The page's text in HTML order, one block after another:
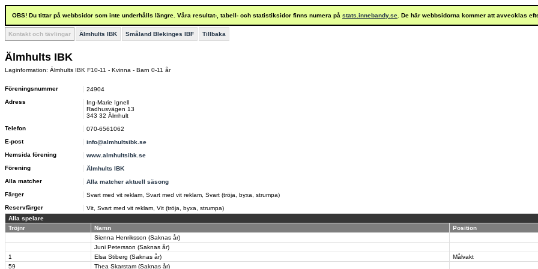
OBS! Du tittar på webbsidor som inte underhålls längre. Våra resultat-, tabell- och statistiksidor finns numera på stats.innebandy.se . De här webbsidorna kommer att avvecklas
Kontakt och tävlingar Älmhults IBK Småland Blekinges IBF Tillbaka
Älmhults IBK
Laginformation: Älmhults IBK F10-11 - Kvinna - Barn 0-11 år
Föreningsnummer
24904
Adress
Ing-Marie Ignell
Radhusvägen 13
343 32 Älmhult
Telefon
070-6561062
E-post
info@almhultsibk.se
Hemsida förening
www.almhultsibk.se
Förening
Älmhults IBK
Alla matcher
Alla matcher aktuell säsong
Färger
Svart med vit reklam, Svart med vit reklam, Svart (tröja, byxa, strumpa)
Reservfärger
Vit, Svart med vit reklam, Vit (tröja, byxa, strumpa)
Alla spelare
Tröjnr
Namn
Position
Sienna Henriksson (Saknas år)
Juni Petersson (Saknas år)
1
Elsa Stiberg (Saknas år)
Målvakt
59
Thea Skarstam (Saknas år)